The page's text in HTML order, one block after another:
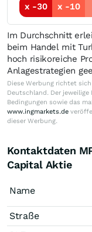
x -30
x -10
Im Durchschnitt
beim Handel mit
hoch risikoreiche
Anlagestrategien
Diese Werbung richtet
Deutschland. Der
Bedingungen sowie das
www.ingmarkets.de
dieser Werbung.
Kontaktdaten
Capital Aktie
Name
Straße